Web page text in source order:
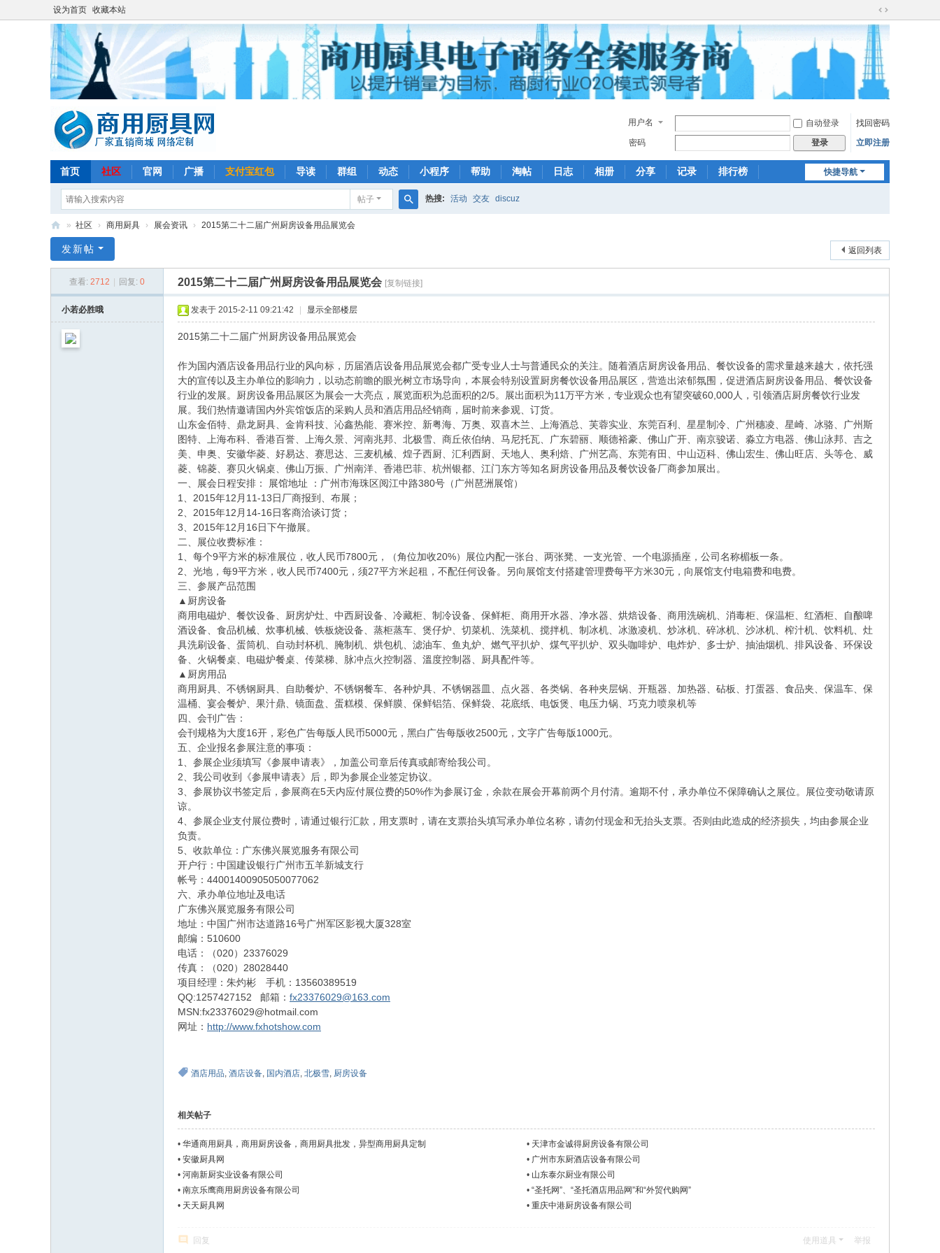
设为首页 收藏本站
切
换
到
宽
版
用户名 自动登录
找回密码
密码
登录 立即注册
快捷导航
首页 社区 官网 广播 支付宝红包 导读 群组 动态 小程序 帮助 淘帖 日志 相册 分享 记录 排行榜
帖子 热搜: 活动 交友 discuz
用
» 社区 › 商用厨具 › 展会资讯 › 2015第二十二届广州厨房设备用品展览会
返回列表
发新帖
查看: 2712 回复: 0 2015第二十二届广州厨房设备用品展览会 [复制链接]
小若必胜哦 发表于 2015-2-11 09:21:42 显示全部楼层
2015第二十二届广州厨房设备用品展览会
作为国内酒店设备用品行业的风向标，历届酒店设备用品展览会都广受专业人士与普通民众的关注。随着酒店厨房设备用品、餐饮设备的需求量越来越大，依托强
大的宣传以及主办单位的影响力，以动态前瞻的眼光树立市场导向，本展会特别设置厨房餐饮设备用品展区，营造出浓郁氛围，促进酒店厨房设备用品、餐饮设备
行业的发展。厨房设备用品展区为展会一大亮点，展览面积为总面积的2/5。展出面积为11万平方米，专业观众也有望突破60,000人，引领酒店厨房餐饮行业发
展。我们热情邀请国内外宾馆饭店的采购人员和酒店用品经销商，届时前来参观、订货。
山东金佰特、鼎龙厨具、金肯科技、沁鑫热能、赛米控、新粤海、万奥、双喜木兰、上海酒总、芙蓉实业、东莞百利、星星制冷、广州穗凌、星崎、冰骆、广州斯
图特、上海布科、香港百誉、上海久景、河南兆邦、北极雪、商丘依伯纳、马尼托瓦、广东碧丽、顺德裕豪、佛山广开、南京骏诺、淼立方电器、佛山泳邦、吉之
美、申奥、安徽华菱、好易达、赛思达、三麦机械、煌子西厨、汇利西厨、天地人、奥利焙、广州艺高、东莞有田、中山迈科、佛山宏生、佛山旺店、头等仓、威
菱、锦菱、赛贝火锅桌、佛山万振、广州南洋、香港巴菲、杭州银都、江门东方等知名厨房设备用品及餐饮设备厂商参加展出。
一、展会日程安排： 展馆地址 ：广州市海珠区阅江中路380号（广州琶洲展馆）
1、2015年12月11-13日厂商报到、布展；
2、2015年12月14-16日客商洽谈订货；
3、2015年12月16日下午撤展。
二、展位收费标准：
1、每个9平方米的标准展位，收人民币7800元，（角位加收20%）展位内配一张台、两张凳、一支光管、一个电源插座，公司名称楣板一条。
2、光地，每9平方米，收人民币7400元，须27平方米起租，不配任何设备。另向展馆支付搭建管理费每平方米30元，向展馆支付电箱费和电费。
三、参展产品范围
▲厨房设备
商用电磁炉、餐饮设备、厨房炉灶、中西厨设备、冷藏柜、制冷设备、保鲜柜、商用开水器、净水器、烘焙设备、商用洗碗机、消毒柜、保温柜、红酒柜、自酿啤
酒设备、食品机械、炊事机械、铁板烧设备、蒸柜蒸车、煲仔炉、切菜机、洗菜机、搅拌机、制冰机、冰激凌机、炒冰机、碎冰机、沙冰机、榨汁机、饮料机、灶
具洗刷设备、蛋筒机、自动封杯机、腌制机、烘包机、滤油车、鱼丸炉、燃气平扒炉、煤气平扒炉、双头咖啡炉、电炸炉、多士炉、抽油烟机、排风设备、环保设
备、火锅餐桌、电磁炉餐桌、传菜梯、脉冲点火控制器、溫度控制器、厨具配件等。
▲厨房用品
商用厨具、不锈钢厨具、自助餐炉、不锈钢餐车、各种炉具、不锈钢器皿、点火器、各类锅、各种夹层锅、开瓶器、加热器、砧板、打蛋器、食品夹、保温车、保
温桶、宴会餐炉、果汁鼎、镜面盘、蛋糕模、保鲜膜、保鲜铝箔、保鲜袋、花底纸、电饭煲、电压力锅、巧克力喷泉机等
四、会刊广告：
会刊规格为大度16开，彩色广告每版人民币5000元，黑白广告每版收2500元，文字广告每版1000元。
五、企业报名参展注意的事项：
1、参展企业须填写《参展申请表》，加盖公司章后传真或邮寄给我公司。
2、我公司收到《参展申请表》后，即为参展企业签定协议。
3、参展协议书签定后，参展商在5天内应付展位费的50%作为参展订金，余款在展会开幕前两个月付清。逾期不付，承办单位不保障确认之展位。展位变动敬请原
谅。
4、参展企业支付展位费时，请通过银行汇款，用支票时，请在支票抬头填写承办单位名称，请勿付现金和无抬头支票。否则由此造成的经济损失，均由参展企业
负责。
5、收款单位：广东佛兴展览服务有限公司
开户行：中国建设银行广州市五羊新城支行
帐号：44001400905050077062
六、承办单位地址及电话
广东佛兴展览服务有限公司
地址：中国广州市达道路16号广州军区影视大厦328室
邮编：510600
电话：（020）23376029
传真：（020）28028440
项目经理：朱灼彬 手机：13560389519
QQ:1257427152 邮箱： fx23376029@163.com
MSN:fx23376029@hotmail.com
网址： http://www.fxhotshow.com
酒店用品, 酒店设备, 国内酒店, 北极雪, 厨房设备
相关帖子
• 华通商用厨具，商用厨房设备，商用厨具批发，异型商用厨具定制 • 天津市金诚得厨房设备有限公司
• 安徽厨具网 • 广州市东厨酒店设备有限公司
• 河南新厨实业设备有限公司 • 山东泰尔厨业有限公司
• 南京乐鹰商用厨房设备有限公司 • “圣托网”、“圣托酒店用品网”和“外贸代购网”
• 天天厨具网 • 重庆中港厨房设备有限公司
回复 使用道具 举报